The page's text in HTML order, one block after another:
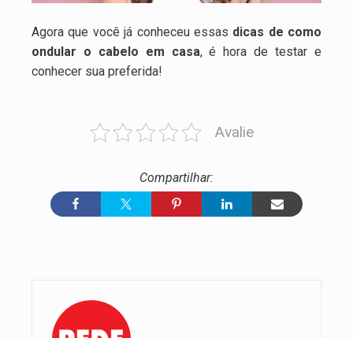
Agora que você já conheceu essas dicas de como
ondular o cabelo em casa, é hora de testar e
conhecer sua preferida!
Avalie